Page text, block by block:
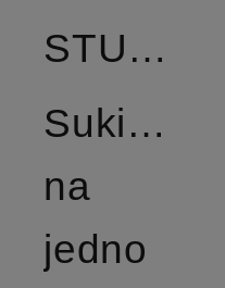
STUDIO
Sukienka
na
jedno